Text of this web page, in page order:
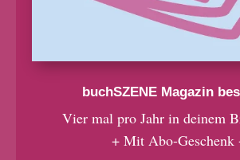
buchSZENE Magazin
Vier mal pro Jahr in deinem
+ Mit Abo-Geschenk